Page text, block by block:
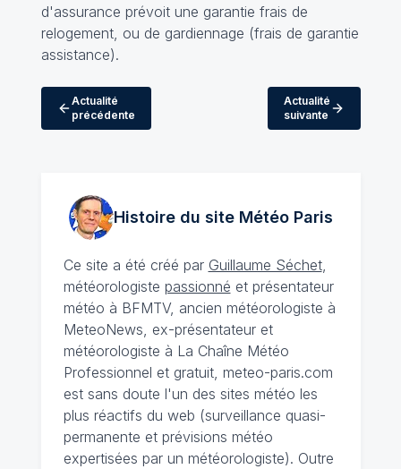
d'assurance prévoit une garantie frais de
relogement, ou de gardiennage (frais de garantie
assistance).
Actualité
précédente
Actualité
suivante
Histoire du site MétéoParis
Ce site a été créé par Guillaume Séchet,
météorologiste passionné et présentateur
météo à BFMTV, ancien météorologiste à
MeteoNews, ex-présentateur et
météorologiste à La Chaîne Météo
Professionnel et gratuit, meteo-paris.com
est sans doute l'un des sites météo les
plus réactifs du web (surveillance quasi-
permanente et prévisions météo
expertisées par un météorologiste). Outre